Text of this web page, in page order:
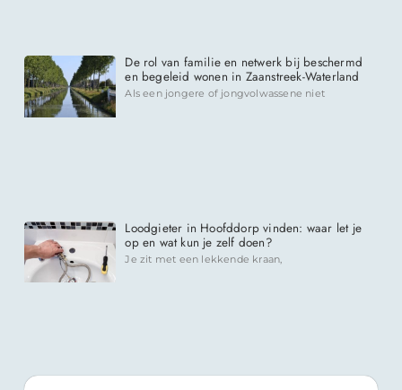
De rol van familie en netwerk bij beschermd
en begeleid wonen in Zaanstreek-Waterland
Als een jongere of jongvolwassene niet
Loodgieter in Hoofddorp vinden: waar let je
op en wat kun je zelf doen?
Je zit met een lekkende kraan,